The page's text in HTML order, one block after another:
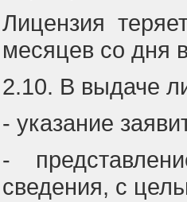
Лицензия
месяцев со дня
2.10. В выдаче
- указание
-
сведения, с